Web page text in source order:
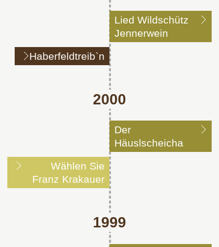
Lied Wildschütz
Jennerwein
Haberfeldtreib`n
2000
Der
Häuslscheicha
Wählen Sie
Franz Krakauer
1999